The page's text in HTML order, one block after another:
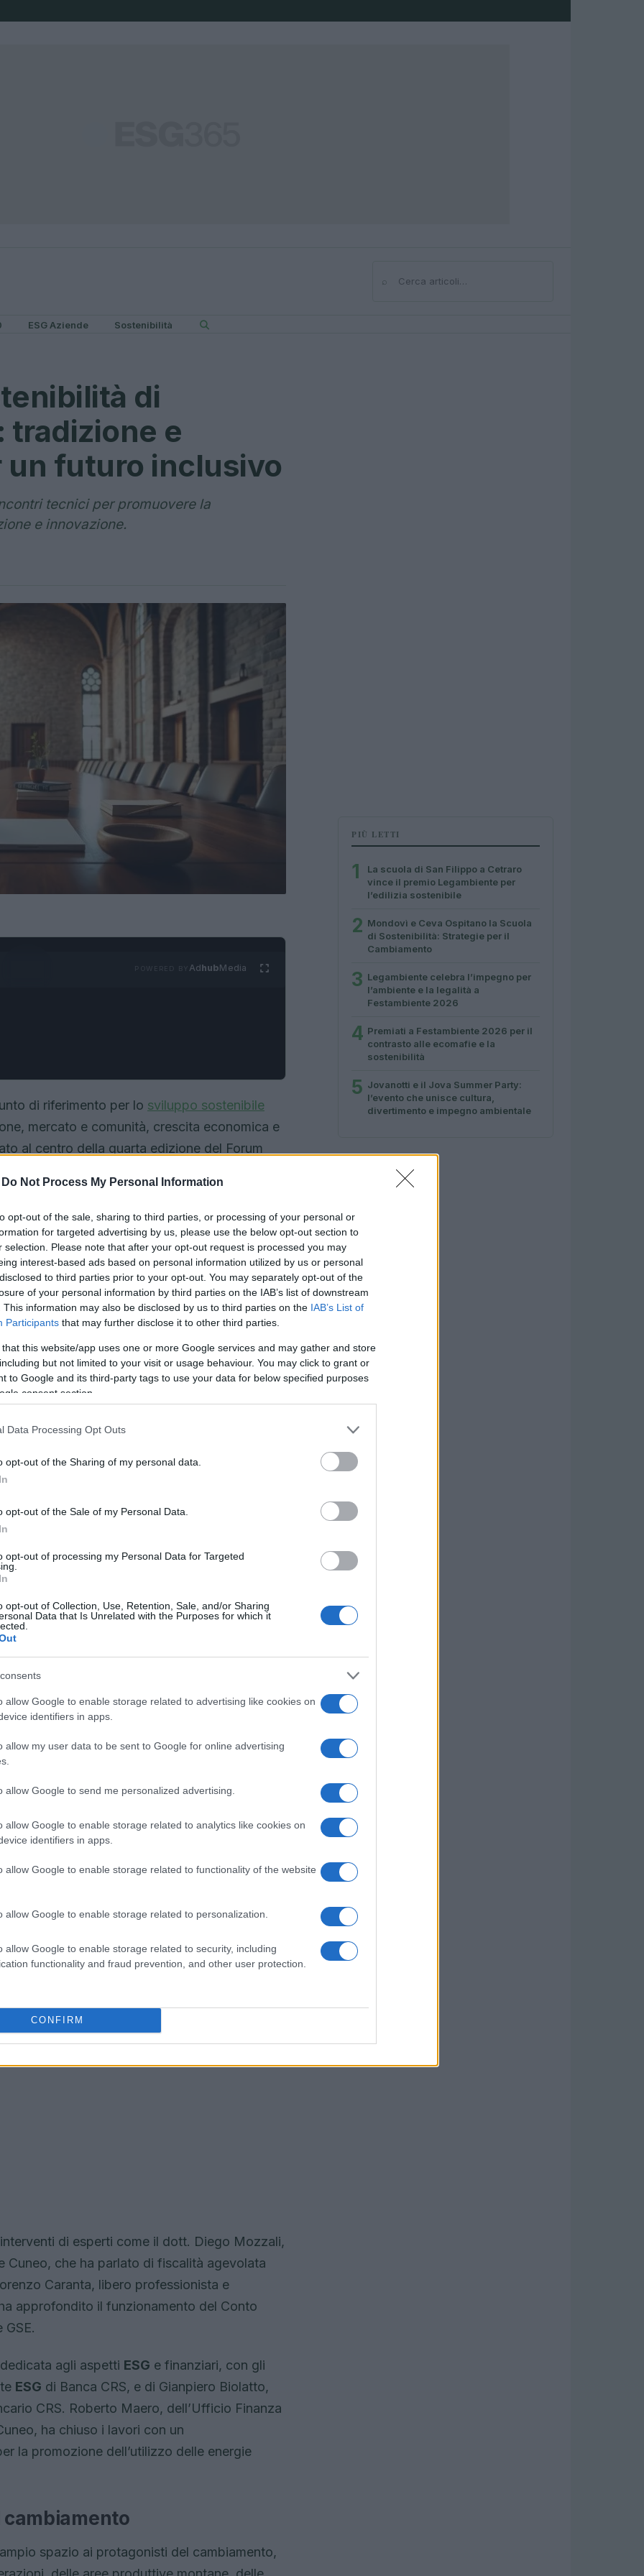
Do Not Process My Personal Information
opt-out of the sale, sharing to third parties, or processing of your personal or
for targeted advertising by us, please use the below opt-out section to
selection. Please note that after your opt-out request is processed you may
interest-based ads based on personal information utilized by us or personal
to third parties prior to your opt-out. You may separately opt-out of the
of your personal information by third parties on the IAB’s list of downstream
This information may also be disclosed by us to third parties on the IAB’s List of
Participants that may further disclose it to other third parties.
that this website/app uses one or more Google services and may gather and store
but not limited to your visit or usage behaviour. You may click to grant or
to Google and its third-party tags to use your data for below specified purposes
consent section.
Data Processing Opt Outs
opt-out of the Sharing of my personal data.
opt-out of the Sale of my Personal Data.
opt-out of processing my Personal Data for Targeted
opt-out of Collection, Use, Retention, Sale, and/or Sharing
Data that Is Unrelated with the Purposes for which it
allow Google to enable storage related to advertising like cookies on
identifiers in apps.
allow my user data to be sent to Google for online advertising
allow Google to send me personalized advertising.
allow Google to enable storage related to analytics like cookies on
identifiers in apps.
allow Google to enable storage related to functionality of the website
allow Google to enable storage related to personalization.
allow Google to enable storage related to security, including
functionality and fraud prevention, and other user protection.
CONFIRM
⌕Cerca
ESG Aziende Sostenibilità
di
tradizione e
un futuro inclusivo
tecnici per promuovere la
e innovazione.
AdhubMedia
di riferimento per lo sviluppo sostenibile
mercato e comunità, crescita economica e
al centro della quarta edizione del Forum
l’Auditorium Antonianum il 25 e 26 giugno
territori che custodiscono, persone
visto la partecipazione di esperti, accademici,
Confartigianato. Il forum ha offerto una
come il valore strategico del bilancio
3.0
Imprese Cuneo ha organizzato due incontri
del territorio. Gli appuntamenti,
tecnici e finanziari per imprese e
2026 a Saluzzo e Bra.
aggiornato sui principali strumenti
aziende in materia di riqualificazione
Durante gli incontri sono state messe a
associativa e soluzioni finanziarie, con
GSE e alle possibilità di accesso al
di esperti come il dott. Diego Mozzali,
che ha parlato di fiscalità agevolata
Caranta, libero professionista e
approfondito il funzionamento del Conto
agli aspetti ESG e finanziari, con gli
ESG di Banca CRS, e di Gianpiero Biolatto,
CRS. Roberto Maero, dell’Ufficio Finanza
ha chiuso i lavori con un
la promozione dell’utilizzo delle energie
cambiamento
spazio ai protagonisti del cambiamento,
PIÙ LETTI
1
La scuola di San Filippo a Cetraro
vince il premio Legambiente per
l’edilizia sostenibile
2 Mondovì e Ceva Ospitano la Scuola
di Sostenibilità: Strategie per il
Cambiamento
3 Legambiente celebra l’impegno per
l’ambiente e la legalità a
Festambiente 2026
4 Premiati a Festambiente 2026 per il
contrasto alle ecomafie e la
sostenibilità
5 Jovanotti e il Jova Summer Party:
l’evento che unisce cultura,
divertimento e impegno ambientale